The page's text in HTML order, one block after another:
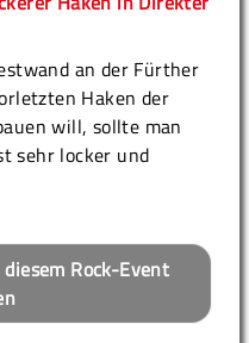
an der Fürther
Haken der
will, sollte man
sehr locker und
Rock-Event